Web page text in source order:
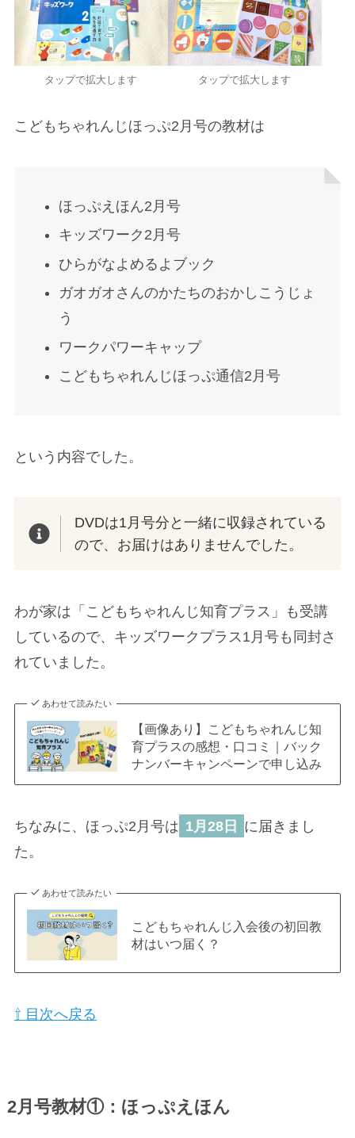
タップで拡大します タップで拡大します
こどもちゃれんじほっぷ2月号の教材は
ほっぷえほん2月号
キッズワーク2月号
ひらがなよめるよブック
ガオガオさんのかたちのおかしこうじょ
う
ワークパワーキャップ
こどもちゃれんじほっぷ通信2月号
という内容でした。
DVDは1月号分と一緒に収録されている
ので、お届けはありませんでした。
わが家は「こどもちゃれんじ知育プラス」も受講
しているので、キッズワークプラス1月号も同封さ
れていました。
あわせて読みたい
【画像あり】こどもちゃれんじ知
育プラスの感想・口コミ｜バック
ナンバーキャンペーンで申し込み
ちなみに、ほっぷ2月号は 1月28日
に届きまし
た。
あわせて読みたい
こどもちゃれんじ入会後の初回教
材はいつ届く？
⇧ 目次へ戻る
2月号教材①：ほっぷえほん